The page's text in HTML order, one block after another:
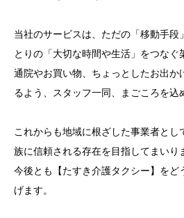
当社のサービスは、ただの「移動手段
とりの「大切な時間や生活」をつなぐ
通院やお買い物、ちょっとしたお出か
るよう、スタッフ一同、まごころを込
これからも地域に根ざした事業者とし
族に信頼される存在を目指してまいり
今後とも【たすき介護タクシー】をど
げます。